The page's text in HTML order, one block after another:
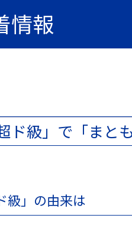
情報
超ド級」で「まと
級」の由来は